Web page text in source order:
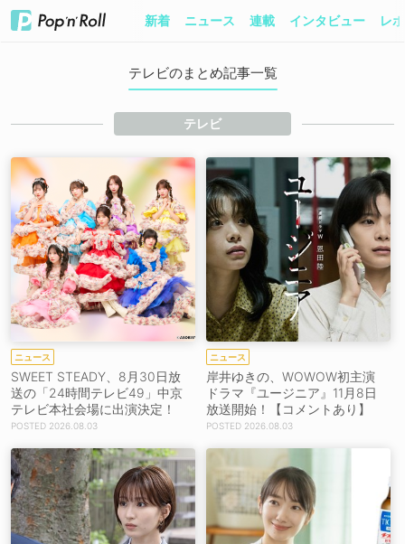
新着 ニュース 連載 インタビュー レ
テレビのまとめ記事一覧
テレビ
ニュース
SWEET STEADY、8月30日放
送の「24時間テレビ49」中京
テレビ本社会場に出演決定！
2026.08.03
ニュース
岸井ゆきの、WOWOW初主演
ドラマ『ユージニア』11月8日
放送開始！【コメントあり】
2026.08.03